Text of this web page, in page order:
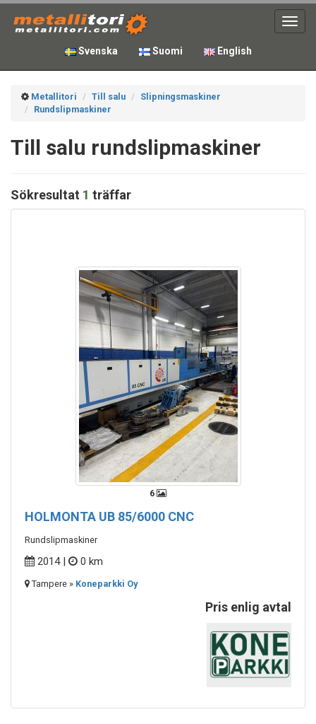
Svenska Suomi English
Metallitori Till salu
Slipningsmaskiner
Rundslipmaskiner
Till salu rundslipmaskiner
Sökresultat 1 träffar
6
HOLMONTA UB 85/6000 CNC
Rundslipmaskiner
2014 | 0 km
Tampere » Koneparkki Oy
Pris enlig avtal